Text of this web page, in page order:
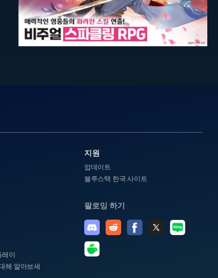
레이
해 알아보세
지원
업데이트
블루스택 한국 사이트
팔로잉 하기